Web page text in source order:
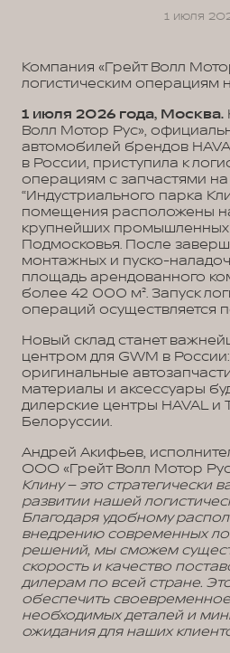
1 июля
Компания «Грейт Волл
логистическим операциям
1 июля 2026 года, Москва.
Волл Мотор Рус»,
автомобилей брендов
в России, приступила к
операциям с запчастями
“Индустриального парка
помещения расположены
крупнейших
Подмосковья. После
монтажных и пуско-
площадь арендованного
более 42 000 м². Запуск
операций осуществляется
Новый склад станет
центром для GWM в
оригинальные
материалы и аксессуары
дилерские центры HAVAL и
Белоруссии.
Андрей Акифьев,
ООО «Грейт Волл Мотор
Клину – это стратегически
развитии нашей
Благодаря удобному
внедрению современных
решений, мы сможем
скорость и качество
дилерам по всей стране.
обеспечить
необходимых деталей и
ожидания для наших